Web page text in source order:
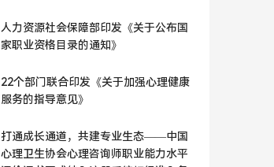
人力资源社会保障部印发《关于公布国
家职业资格目录的通知》
22个部门联合印发《关于加强心理健康
服务的指导意见》
打通成长通道，共建专业生态——中国
心理卫生协会心理咨询师职业能力水平